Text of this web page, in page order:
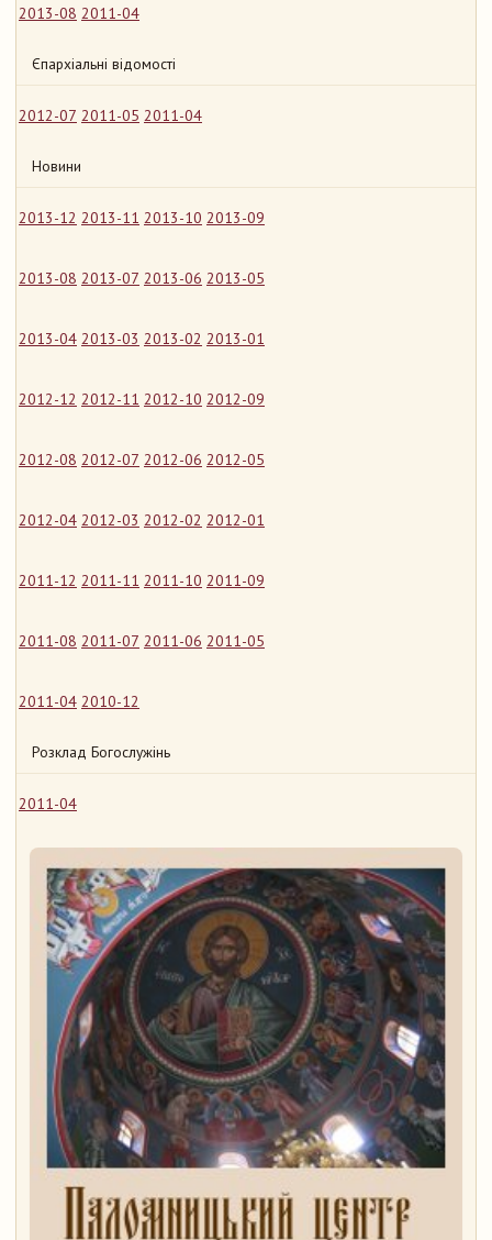
2013-08 2011-04
Єпархіальні відомості
2012-07 2011-05 2011-04
Новини
2013-12 2013-11 2013-10 2013-09
2013-08 2013-07 2013-06 2013-05
2013-04 2013-03 2013-02 2013-01
2012-12 2012-11 2012-10 2012-09
2012-08 2012-07 2012-06 2012-05
2012-04 2012-03 2012-02 2012-01
2011-12 2011-11 2011-10 2011-09
2011-08 2011-07 2011-06 2011-05
2011-04 2010-12
Розклад Богослужінь
2011-04